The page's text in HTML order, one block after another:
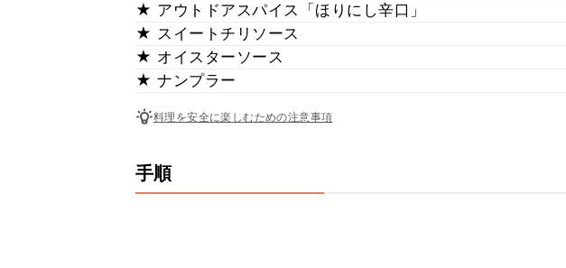
★ アウトドアスパイス「ほりにし辛口」
★ スイートチリソース
★ オイスターソース
★ ナンプラー
料理を安全に楽しむための注意事項
手順